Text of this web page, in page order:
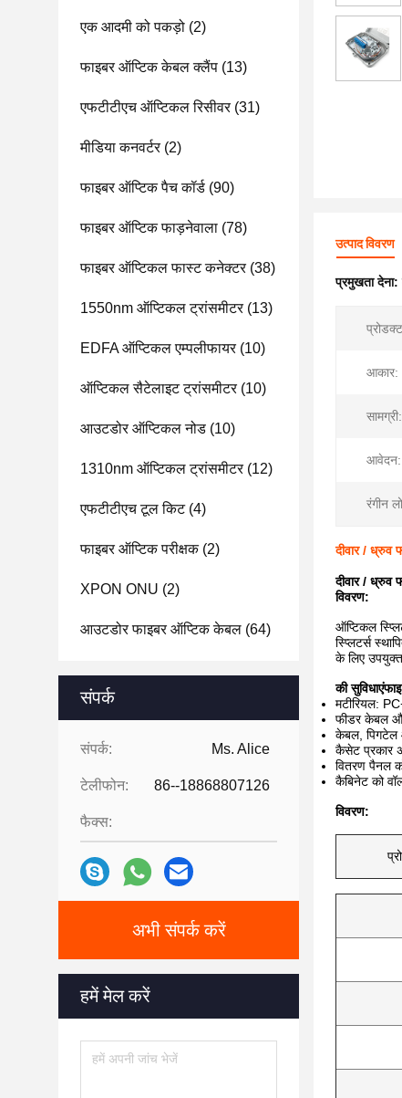
एक आदमी को पकड़ो (2)
फाइबर ऑप्टिक केबल क्लैंप (13)
एफटीटीएच ऑप्टिकल रिसीवर(31)
मीडिया कनवर्टर(2)
फाइबर ऑप्टिक पैच कॉर्ड (90)
फाइबर ऑप्टिक फाड़नेवाला (78)
फाइबर ऑप्टिकल फास्ट कनेक्टर(38)
1550nm ऑप्टिकल ट्रांसमीटर(13)
EDFA ऑप्टिकल एम्पलीफायर(10)
ऑप्टिकल सैटेलाइट ट्रांसमीटर(10)
आउटडोर ऑप्टिकल नोड (10)
1310nm ऑप्टिकल ट्रांसमीटर(12)
एफटीटीएच टूल किट(4)
फाइबर ऑप्टिक परीक्षक(2)
XPON ONU (2)
आउटडोर फाइबर ऑप्टिक केबल (64)
संपर्क
संपर्क: Ms. Alice
टेलीफोन: 86--18868807126
फैक्स:
अभी संपर्क करें
हमें मेल करें
उत्पाद विवरण
प्रमुखता देना:
आकार:
सामग्री:
आवेदन:
रंगीन
दीवार / ध्रुव
दीवार / ध्रुव
विवरण:
ऑप्टिकल
स्प्लिटर्स
के लिए
की सुविधाएं
मटीरियल:
फीडर केबल
केबल, पिगटेल
कैसेट प्रकार
वितरण पैनल
कैबिनेट को
विवरण: